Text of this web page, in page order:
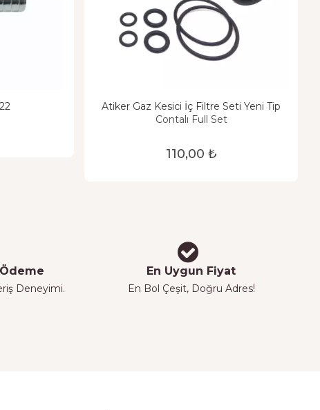
Atiker Gaz Kesici İç Filtre Seti Yeni Tip
Contalı Full Set
110,00 ₺
Deneyimi.
En Uygun Fiyat
En Bol Çeşit, Doğru Adres!